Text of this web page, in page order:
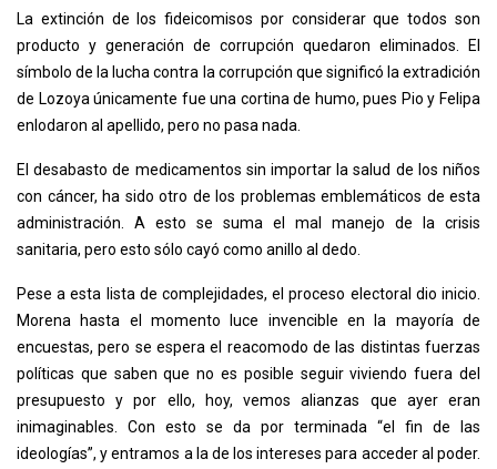
La extinción de los fideicomisos por considerar que todos son
producto y generación de corrupción quedaron eliminados. El
símbolo de la lucha contra la corrupción que significó la extradición
de Lozoya únicamente fue una cortina de humo, pues Pio y Felipa
enlodaron al apellido, pero no pasa nada.
El desabasto de medicamentos sin importar la salud de los niños
con cáncer, ha sido otro de los problemas emblemáticos de esta
administración. A esto se suma el mal manejo de la crisis
sanitaria, pero esto sólo cayó como anillo al dedo.
Pese a esta lista de complejidades, el proceso electoral dio inicio.
Morena hasta el momento luce invencible en la mayoría de
encuestas, pero se espera el reacomodo de las distintas fuerzas
políticas que saben que no es posible seguir viviendo fuera del
presupuesto y por ello, hoy, vemos alianzas que ayer eran
inimaginables. Con esto se da por terminada “el fin de las
ideologías”, y entramos a la de los intereses para acceder al poder.